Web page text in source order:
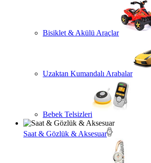
Bisiklet & Akülü Araçlar
Uzaktan Kumandalı Arabalar
Bebek Telsizleri
Saat & Gözlük & Aksesuar